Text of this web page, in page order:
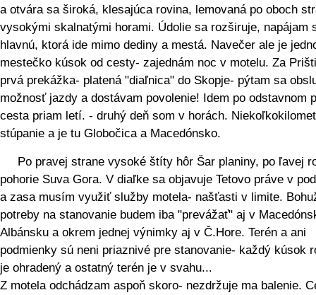
a otvára sa široká, klesajúca rovina, lemovaná po oboch
vysokými skalnatými horami. Údolie sa rozširuje, napájam
hlavnú, ktorá ide mimo dediny a mestá. Navečer ale je
mestečko kúsok od cesty- zajednám noc v motelu. Za
prvá prekážka- platená "diaľnica" do Skopje- pýtam sa
možnosť jazdy a dostávam povolenie! Idem po odstavnom
cesta priam letí. - druhý deň som v horách.
stúpanie a je tu Globočica a Macedónsko.
Po pravej strane vysoké štíty hôr Šar planiny, po ľavej
pohorie Suva Gora. V diaľke sa objavuje Tetovo práve v
a zasa musím využiť služby motela- našťasti v limite.
potreby na stanovanie budem iba "prevážať" aj v
Albánsku a okrem jednej výnimky aj v Č.Hore. Terén a ani
podmienky sú neni priaznivé pre stanovanie- každý kúsok
je ohradený a ostatný terén je v svahu...
Z motela odchádzam aspoň skoro- nezdržuje ma balenie.